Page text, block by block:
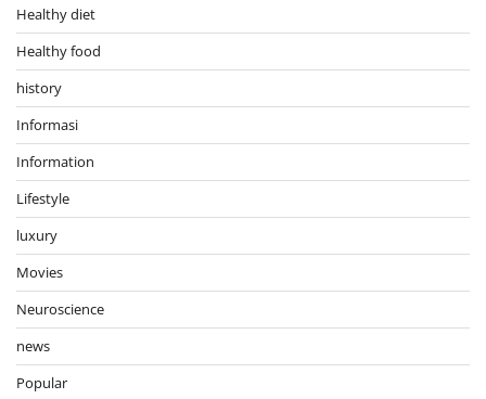
Healthy diet
Healthy food
history
Informasi
Information
Lifestyle
luxury
Movies
Neuroscience
news
Popular